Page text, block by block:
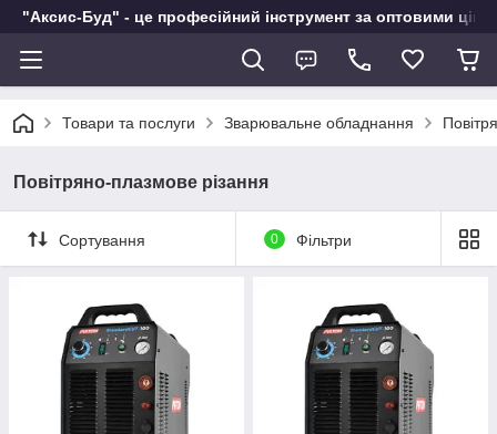
"Аксис-Буд" - це професійний інструмент за оптовими
Товари та послуги Зварювальне обладнання
Повітряно-плазмове різання
Сортування 0 Фільтри